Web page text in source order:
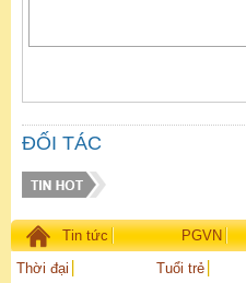
ĐỐI TÁC
Tin tức PGVN
Thời đại
Tuổi trẻ